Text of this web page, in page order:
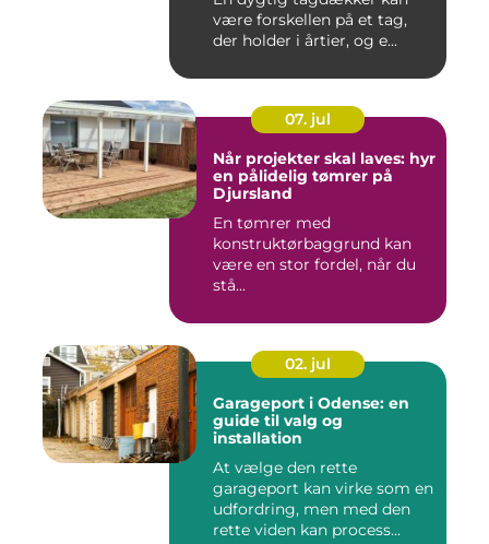
være forskellen på et tag,
der holder i årtier, og e...
07. jul
Når projekter skal laves: hyr
en pålidelig tømrer på
Djursland
En tømrer med
konstruktørbaggrund kan
være en stor fordel, når du
stå...
02. jul
Garageport i Odense: en
guide til valg og
installation
At vælge den rette
garageport kan virke som en
udfordring, men med den
rette viden kan process...